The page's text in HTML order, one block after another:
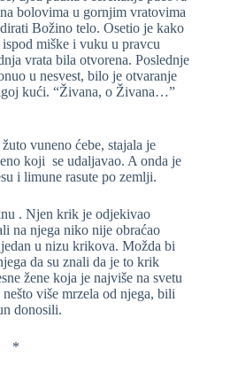
bolovima u gornjim vratovima
Božino telo. Osetio je kako
miške i vuku u pravcu
vrata bila otvorena. Poslednje
u nesvest, bilo je otvaranje
kući. “Živana, o Živana…”
vuneno ćebe, stajala je
koji se udaljavao. A onda je
i limune rasute po zemlji.
. Njen krik je odjekivao
na njega niko nije obraćao
u nizu krikova. Možda bi
da su znali da je to krik
žene koja je najviše na svetu
više mrzela od njega, bili
donosili.
*